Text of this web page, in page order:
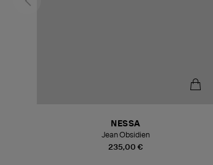
235,00 €
NESSA
Jean Obsidien